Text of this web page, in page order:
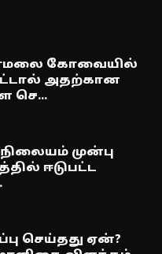
கோவையில்
அதற்கான
செ...
முன்பு
ஈடுபட்ட
செய்தது ஏன்?